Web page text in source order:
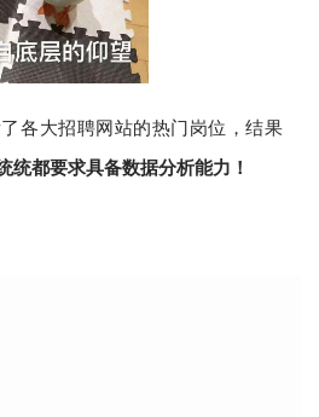
各大招聘网站的热门岗位，结果
统都要求具备数据分析能力 ！